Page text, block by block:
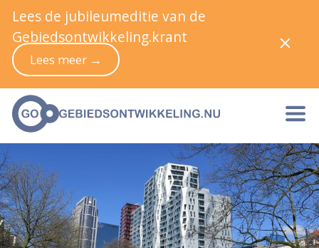
Lees de jubileumeditie van de
Gebiedsontwikkeling.krant
Lees meer →